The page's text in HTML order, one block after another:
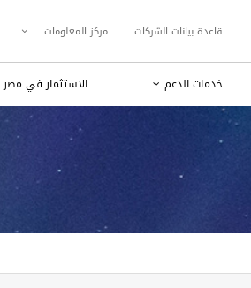
قاعدة بيانات الشركات مركز المعلومات
خدمات الدعم الاستثمار في مصر